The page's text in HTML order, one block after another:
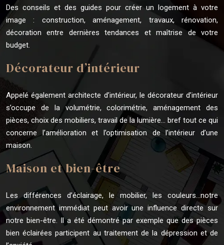
Des conseils et des guides pour créer un logement à votre
image : construction, aménagement, travaux, rénovation,
décoration entre dernières tendances et maîtrise de votre
budget.
Décorateur d’intérieur
Appelé également architecte d’intérieur, le décorateur d’intérieur
s’occupe de la volumétrie, colorimétrie, aménagement des
pièces, choix des mobiliers, travail de la lumière… bref tout ce qui
concerne l’amélioration et l’optimisation de l’intérieur d’une
maison.
Maison et bien-être
Les différences d’éclairage, le mobilier, les couleurs…notre
environnement immédiat peut avoir une influence directe sur
notre bien-être. Il a été démontré par exemple que des pièces
bien éclairées participent au traitement de la dépression et de